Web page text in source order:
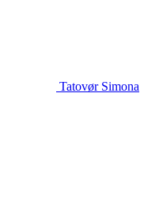
Tatovør Simona